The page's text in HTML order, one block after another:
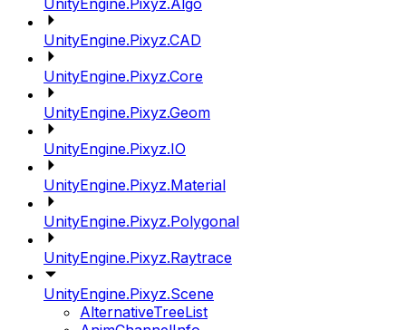
UnityEngine.Pixyz.Algo
UnityEngine.Pixyz.CAD
UnityEngine.Pixyz.Core
UnityEngine.Pixyz.Geom
UnityEngine.Pixyz.IO
UnityEngine.Pixyz.Material
UnityEngine.Pixyz.Polygonal
UnityEngine.Pixyz.Raytrace
UnityEngine.Pixyz.Scene
AlternativeTreeList